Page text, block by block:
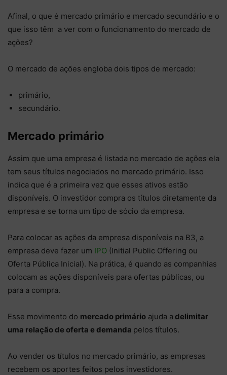
Afinal, o que é mercado primário e mercado secundário e o
que isso têm a ver com o funcionamento do mercado de
ações?
O mercado de ações engloba dois tipos de mercado:
primário,
secundário.
Mercado primário
Assim que uma empresa é listada no mercado de ações ela
tem seus títulos negociados no mercado primário. Isso
indica que é a primeira vez que esses ativos estão
disponíveis. O investidor compra os títulos diretamente da
empresa e se torna um tipo de sócio da empresa.
Para colocar as ações da empresa disponíveis na B3, a
empresa deve fazer um IPO (Initial Public Offering ou
Oferta Pública Inicial). Na prática, é quando as companhias
colocam as ações disponíveis para ofertas públicas, ou
para a compra.
Esse movimento do mercado primário ajuda a delimitar
uma relação de oferta e demanda pelos títulos.
Ao vender os títulos no mercado primário, as empresas
recebem os aportes feitos pelos investidores.